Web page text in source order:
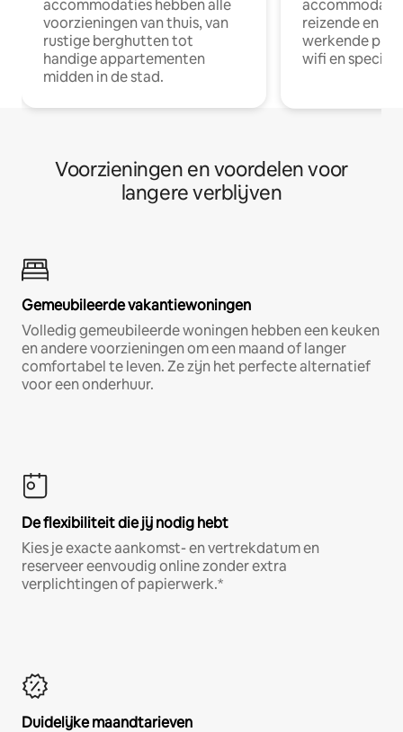
accommodaties hebben alle
voorzieningen van thuis, van
rustige berghutten tot
handige appartementen
midden in de stad.
reizende en
werkende
wifi en
Voorzieningen en voordelen voor
langere verblijven
Gemeubileerde vakantiewoningen
Volledig gemeubileerde woningen hebben een keuken
en andere voorzieningen om een maand of langer
comfortabel te leven. Ze zijn het perfecte alternatief
voor een onderhuur.
De flexibiliteit die jij nodig hebt
Kies je exacte aankomst- en vertrekdatum en
reserveer eenvoudig online zonder extra
verplichtingen of papierwerk.*
Duidelijke maandtarieven